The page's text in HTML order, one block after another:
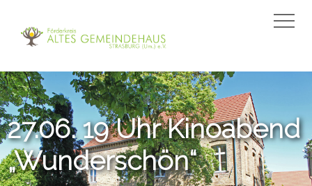
27.06. 19 Uhr Kinoabend
„Wunderschön“